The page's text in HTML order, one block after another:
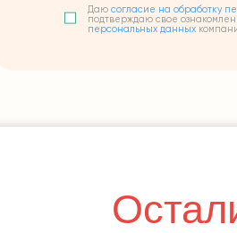
Даю согласие на обработку
подтверждаю свое
персональных данных